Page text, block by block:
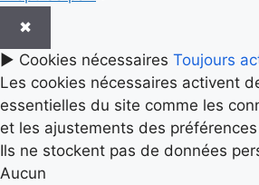
✖
► Cookies nécessaires Toujours
Les cookies nécessaires activent
essentielles du site comme les
et les ajustements des
Ils ne stockent pas de données
Aucun